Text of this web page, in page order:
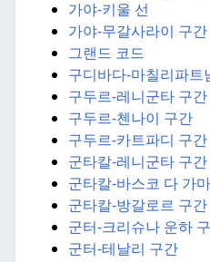
가야-키울 선
가야-무갈사라이 구간
그랜드 코드
구디바다-마칠리파트
구두르-레니군타 구간
구두르-첸나이 구간
구두르-카트파디 구간
군타칼-레니군타 구간
군타칼-바스코 다 가
군타칼-방갈로르 구간
군터-크리슈나 운하
군터-테날리 구간